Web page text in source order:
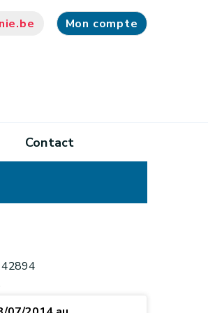
Mon compte
Contact
42894